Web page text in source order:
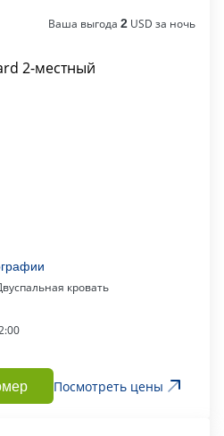
Ваша выгода 2 USD за ночь
кровать
Посмотреть цены